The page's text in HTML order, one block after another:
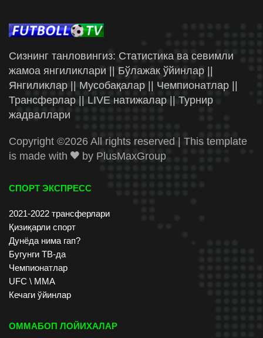
Сизнинг танловингиз: Статистика ва севимли
жамоа янгиликлари || Бўлажак ўйинлар ||
Янгиликлар || Мусобақалар || Чемпионатлар ||
Трансферлар || LIVE натижалар || Турнир
жадваллари
Copyright ©2026 All rights reserved | This template
is made with
by PlusMaxGroup
СПОРТ ЭКСПРЕСС
2021-2022 трансферлари
Қизиқарли спорт
Дунёда нима гап?
Бугунги ТВ-да
Чемпионатлар
UFC \ ММА
Кечаги ўйинлар
ОММАБОП ЛОЙИХАЛАР